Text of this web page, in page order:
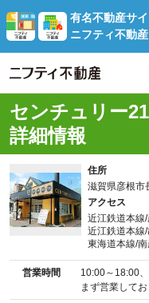
有名不動産サ
ニフティ不動
センチュリー
詳細情報
住所
滋賀県彦根市
アクセス
近江鉄道本線
近江鉄道本線
東海道本線/
営業時間
10:00～18:00
まず営業してお